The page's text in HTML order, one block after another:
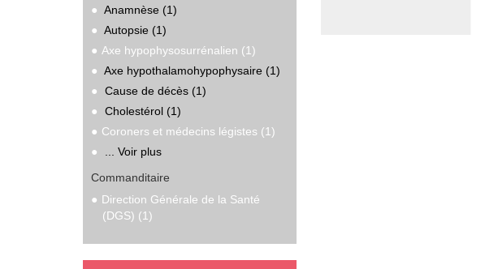
Anamnèse (1)
Autopsie (1)
Axe hypophysosurrénalien (1)
Axe hypothalamohypophysaire (1)
Cause de décès (1)
Cholestérol (1)
Coroners et médecins légistes (1)
... Voir plus
Commanditaire
Direction Générale de la Santé
(DGS) (1)